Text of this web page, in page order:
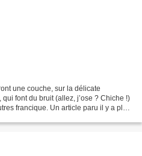
une couche, sur la délicate
font du bruit (allez, j’ose ? Chiche !)
francique. Un article paru il y a plus